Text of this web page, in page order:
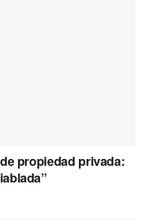
propiedad privada: